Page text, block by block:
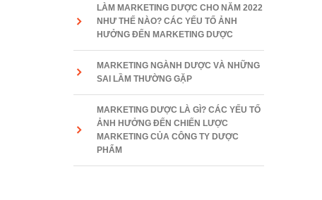
LÀM MARKETING DƯỢC CHO NĂM 2022
NHƯ THẾ NÀO? CÁC YẾU TỐ ẢNH
HƯỞNG ĐẾN MARKETING DƯỢC
MARKETING NGÀNH DƯỢC VÀ NHỮNG
SAI LẦM THƯỜNG GẶP
MARKETING DƯỢC LÀ GÌ? CÁC YẾU TỐ
ẢNH HƯỞNG ĐẾN CHIẾN LƯỢC
MARKETING CỦA CÔNG TY DƯỢC
PHẨM